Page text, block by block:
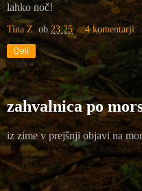
lahko noč!
Tina Z. ob 23:25 4 komentarji:
Deli
zahvalnica po
iz zime v prejšnji objavi na